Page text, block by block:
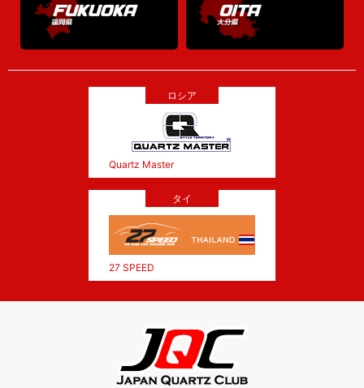
ロシア
Quartz Master
タイ
27 SPEED